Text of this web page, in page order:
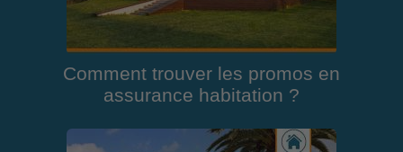
Comment trouver les promos en
assurance habitation ?